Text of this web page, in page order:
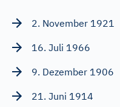
2. November 1921
16. Juli 1966
9. Dezember 1906
21. Juni 1914